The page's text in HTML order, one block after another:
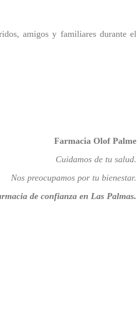
amigos y familiares durante el
Farmacia Olof Palme
Cuidamos de tu salud.
Nos preocupamos por tu bienestar.
de confianza en Las Palmas.